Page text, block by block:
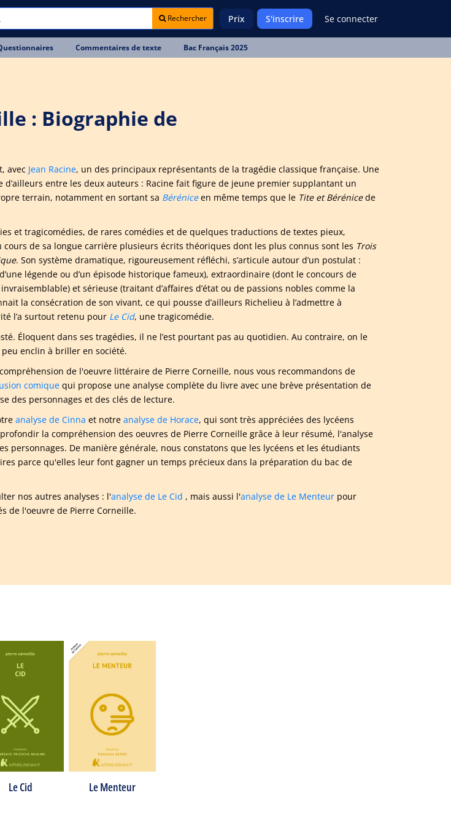
Rechercher Prix S'inscrire Se connecter
Commentaires de texte Bac Français 2025
: Biographie de
avec Jean Racine, un des principaux représentants de la tragédie classique française. Une
d’ailleurs entre les deux auteurs : Racine fait figure de jeune premier supplantant un
terrain, notamment en sortant sa Béréniceen même temps que le Tite et Bérénicede
et tragicomédies, de rares comédies et de quelques traductions de textes pieux,
de sa longue carrière plusieurs écrits théoriques dont les plus connus sont les Trois
. Son système dramatique, rigoureusement réfléchi, s’articule autour d’un postulat :
légende ou d’un épisode historique fameux), extraordinaire (dont le concours de
et sérieuse (traitant d’affaires d’état ou de passions nobles comme la
la consécration de son vivant, ce qui pousse d’ailleurs Richelieu à l’admettre à
l’a surtout retenu pour Le Cid, une tragicomédie.
Éloquent dans ses tragédies, il ne l’est pourtant pas au quotidien. Au contraire, on le
enclin à briller en société.
de l'oeuvre littéraire de Pierre Corneille, nous vous recommandons de
comique qui propose une analyse complète du livre avec une brève présentation de
des personnages et des clés de lecture.
analyse de Cinna et notre analyse de Horace, qui sont très appréciées des lycéens
la compréhension des oeuvres de Pierre Corneille grâce à leur résumé, l'analyse
personnages. De manière générale, nous constatons que les lycéens et les étudiants
parce qu'elles leur font gagner un temps précieux dans la préparation du bac de
nos autres analyses : l'analyse de Le Cid , mais aussi l'analyse de Le Menteur pour
de l'oeuvre de Pierre Corneille.
Le Cid Le Menteur